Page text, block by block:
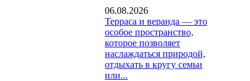
06.08.2026
Терраса и веранда — это
особое пространство,
которое позволяет
наслаждаться природой,
отдыхать в кругу семьи
или...